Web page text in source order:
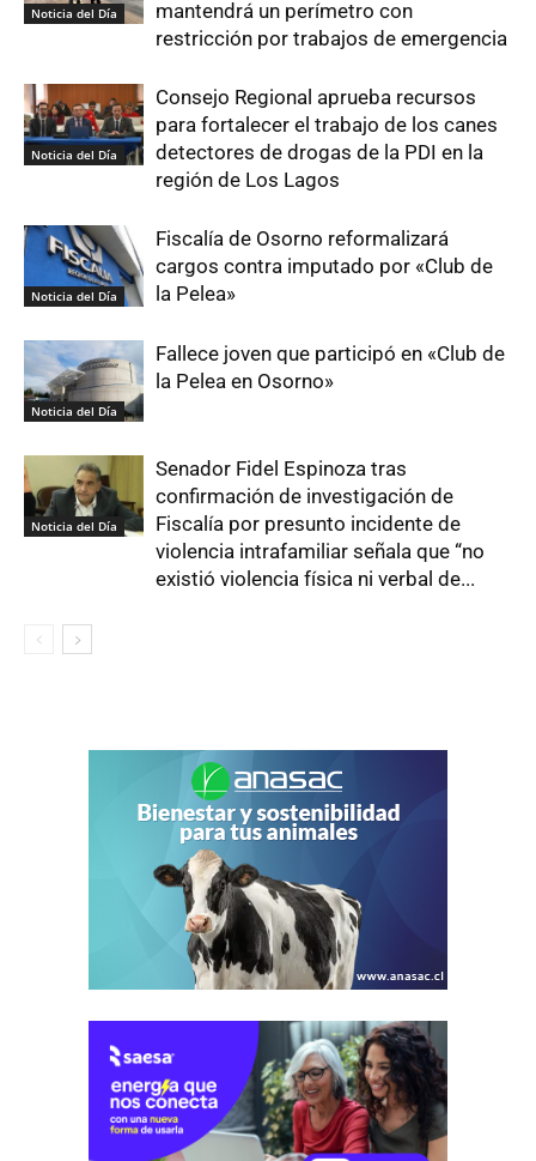
Noticia del Día
mantendrá un perímetro con
restricción por trabajos de emergencia
Noticia del Día
Consejo Regional aprueba recursos
para fortalecer el trabajo de los canes
detectores de drogas de la PDI en la
región de Los Lagos
Noticia del Día
Fiscalía de Osorno reformalizará
cargos contra imputado por «Club de
la Pelea»
Noticia del Día
Fallece joven que participó en «Club de
la Pelea en Osorno»
Noticia del Día
Senador Fidel Espinoza tras
confirmación de investigación de
Fiscalía por presunto incidente de
violencia intrafamiliar señala que “no
existió violencia física ni verbal de...